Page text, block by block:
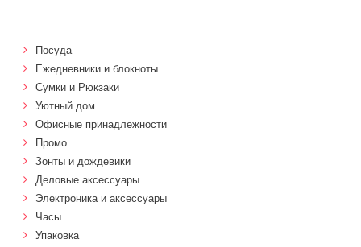
Посуда
Ежедневники и блокноты
Сумки и Рюкзаки
Уютный дом
Офисные принадлежности
Промо
Зонты и дождевики
Деловые аксессуары
Электроника и аксессуары
Часы
Упаковка